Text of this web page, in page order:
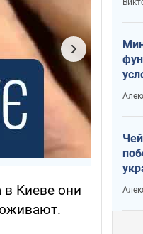
в Киеве они